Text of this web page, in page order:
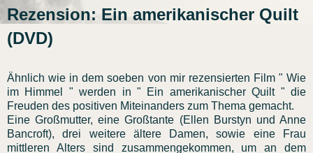
Rezension: Ein amerikanischer Quilt
(DVD)
Ähnlich wie in dem soeben von mir rezensierten Film " Wie
im Himmel " werden in " Ein amerikanischer Quilt " die
Freuden des positiven Miteinanders zum Thema gemacht.
Eine Großmutter, eine Großtante (Ellen Burstyn und Anne
Bancroft), drei weitere ältere Damen, sowie eine Frau
mittleren Alters sind zusammengekommen, um an dem